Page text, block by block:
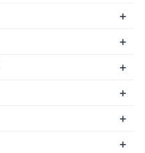
+
+
+
+
+
+